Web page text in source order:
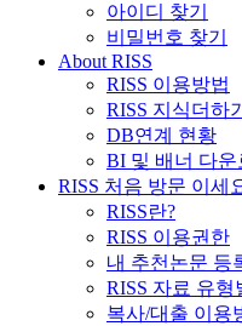
아이디 찾기
비밀번호 찾기
About RISS
RISS 이용방법
RISS 지식더하기
DB연계 현황
BI 및 배너 다운
RISS 처음 방문 이세
RISS란?
RISS 이용권한
내 추천논문 등
RISS 자료 유형
복사/대출 이용